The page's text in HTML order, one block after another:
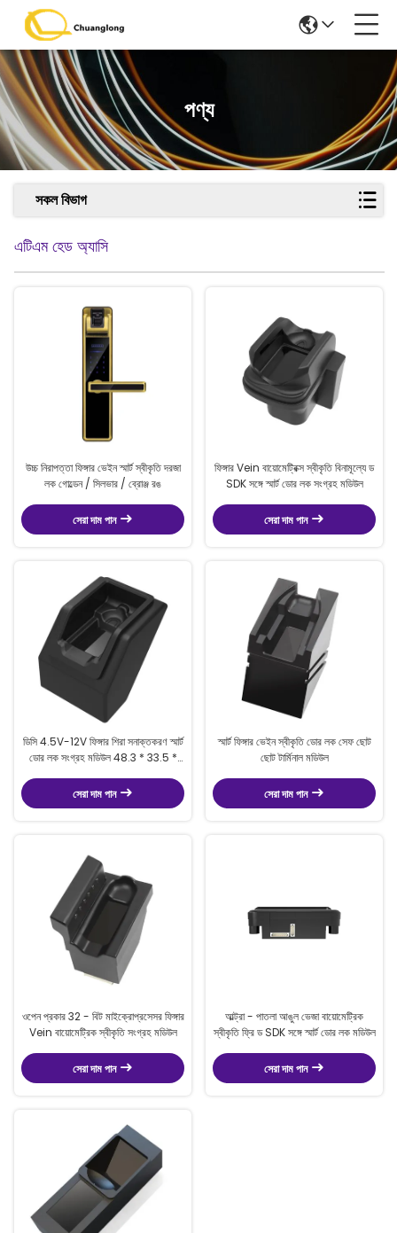
পণ্য
সকল বিভাগ
এটিএম হেড অ্যাসি
উচ্চ নিরাপত্তা ফিঙ্গার ভেইন স্মার্ট স্বীকৃতি দরজা
লক গোল্ডেন / সিলভার / ব্রোঞ্জ রঙ
সেরা দাম পান
ফিঙ্গার Vein বায়োমেট্রিক্স স্বীকৃতি বিনামূল্যে ড
SDK সঙ্গে স্মার্ট ডোর লক সংগ্রহ মডিউল
সেরা দাম পান
ডিসি 4.5V-12V ফিঙ্গার শিরা সনাক্তকরণ স্মার্ট
ডোর লক সংগ্রহ মডিউল 48.3 * 33.5 *
সেরা দাম পান
স্মার্ট ফিঙ্গার ভেইন স্বীকৃতি ডোর লক সেফ ছোট
ছোট টার্মিনাল মডিউল
সেরা দাম পান
ওপেন প্রকার 32 - বিট মাইক্রোপ্রসেসর ফিঙ্গার
Vein বায়োমেট্রিক স্বীকৃতি সংগ্রহ মডিউল
সেরা দাম পান
আল্ট্রা - পাতলা আঙুল ভেজা বায়োমেট্রিক
স্বীকৃতি ফ্রি ড SDK সঙ্গে স্মার্ট ডোর লক মডিউল
সেরা দাম পান